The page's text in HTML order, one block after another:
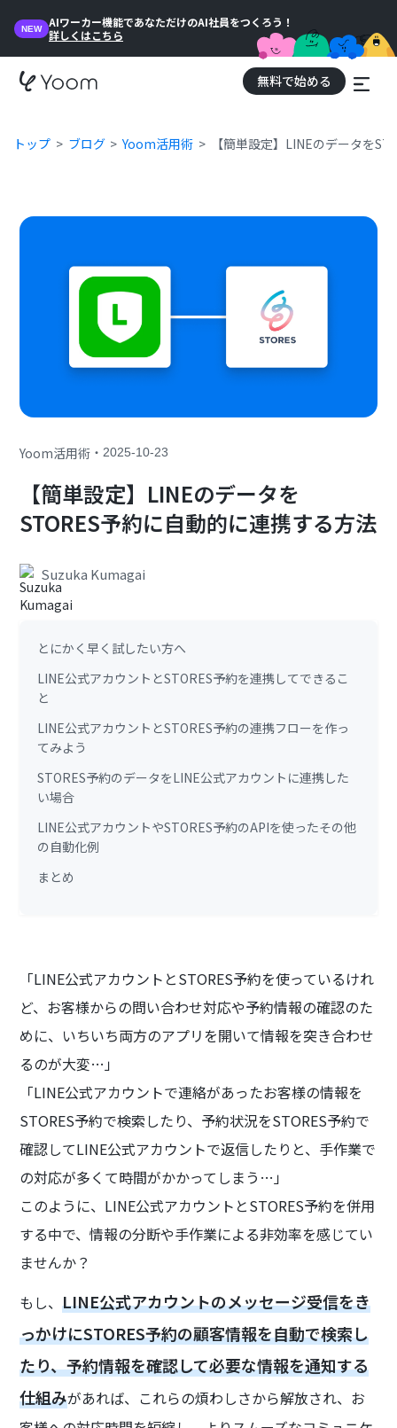
NEW
AIワーカー機能であなただけのAI社員をつくろう！
詳しくはこちら
無料で始める
トップ ブログ Yoom活用術 【簡単設定】LINEのデータを
Yoom活用術 ・2025-10-23
【簡単設定】LINEのデータを
STORES予約に自動的に連携する方法
Suzuka Kumagai
とにかく早く試したい方へ
LINE公式アカウントとSTORES予約を連携してできるこ
と
LINE公式アカウントとSTORES予約の連携フローを作っ
てみよう
STORES予約のデータをLINE公式アカウントに連携した
い場合
LINE公式アカウントやSTORES予約のAPIを使ったその他
の自動化例
まとめ
「LINE公式アカウントとSTORES予約を使っているけれ
ど、お客様からの問い合わせ対応や予約情報の確認のた
めに、いちいち両方のアプリを開いて情報を突き合わせ
るのが大変…」
「LINE公式アカウントで連絡があったお客様の情報を
STORES予約で検索したり、予約状況をSTORES予約で
確認してLINE公式アカウントで返信したりと、手作業で
の対応が多くて時間がかかってしまう…」
このように、LINE公式アカウントとSTORES予約を併用
する中で、情報の分断や手作業による非効率を感じてい
ませんか？
もし、LINE公式アカウントのメッセージ受信をき
っかけにSTORES予約の顧客情報を自動で検索し
たり、予約情報を確認して必要な情報を通知する
仕組みがあれば、これらの煩わしさから解放され、お